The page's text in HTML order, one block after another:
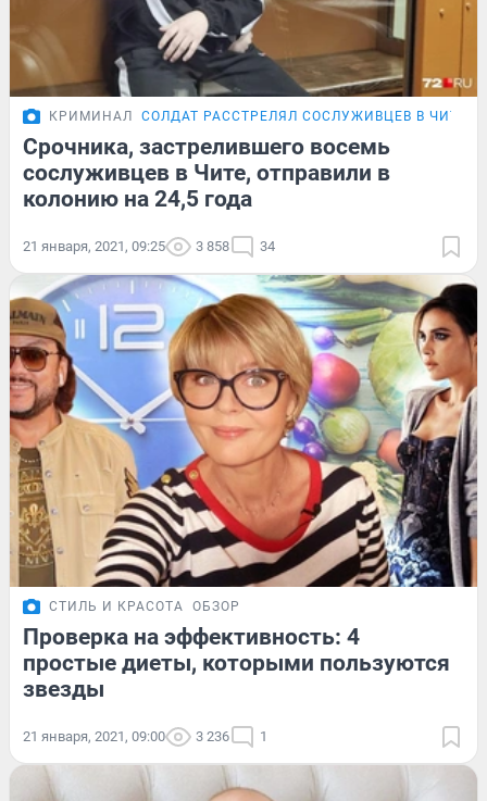
КРИМИНАЛ СОЛДАТ РАССТРЕЛЯЛ СОСЛУЖИВЦЕВ В ЧИТЕ
Срочника, застрелившего восемь
сослуживцев в Чите, отправили в
колонию на 24,5 года
21 января, 2021, 09:25 3 858 34
СТИЛЬ И КРАСОТА ОБЗОР
Проверка на эффективность: 4
простые диеты, которыми пользуются
звезды
21 января, 2021, 09:00 3 236 1